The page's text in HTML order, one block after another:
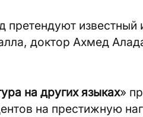
известный
доктор Ахмед
на других языках»
на престижную